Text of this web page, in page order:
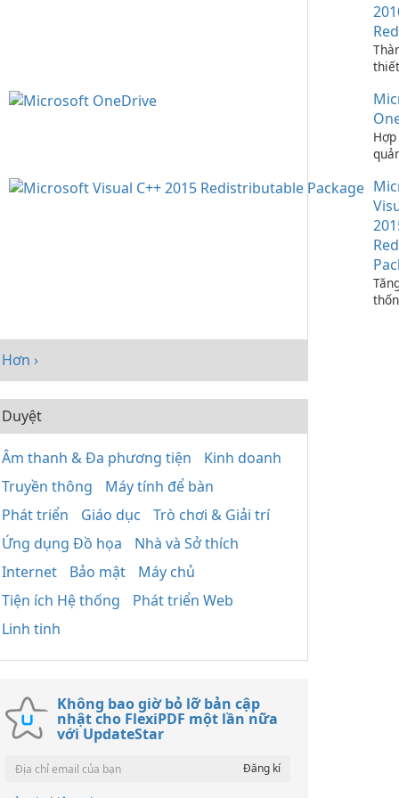
C++
Hơn ›
Duyệt
Âm thanh & Đa phương tiện
Kinh doanh
Truyền thông
Máy tính để bàn
Phát triển
Giáo dục
Trò chơi & Giải trí
Ứng dụng Đồ họa
Nhà và Sở thích
Internet
Bảo mật
Máy chủ
Tiện ích Hệ thống
Phát triển Web
Linh tinh
Không bao giờ bỏ lỡ bản cập
nhật cho FlexiPDF một lần nữa
với UpdateStar